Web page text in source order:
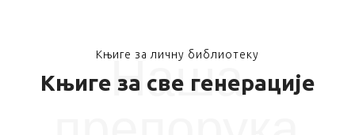
Наша
Књиге за личну библиотеку
Књиге за све генерације